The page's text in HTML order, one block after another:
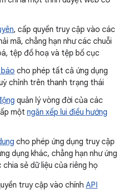
, cấp quyền truy cập vào các
mã, chẳng hạn như các chuỗi
tệp đồ hoạ và tệp bố cục
cho phép tất cả ứng dụng
chỉnh trên thanh trạng thái
quản lý vòng đời của các
một ngăn xếp lui điều hướng
cho phép ứng dụng truy cập
dụng khác, chẳng hạn như ứng
sẻ dữ liệu của riêng họ
truy cập vào chính API